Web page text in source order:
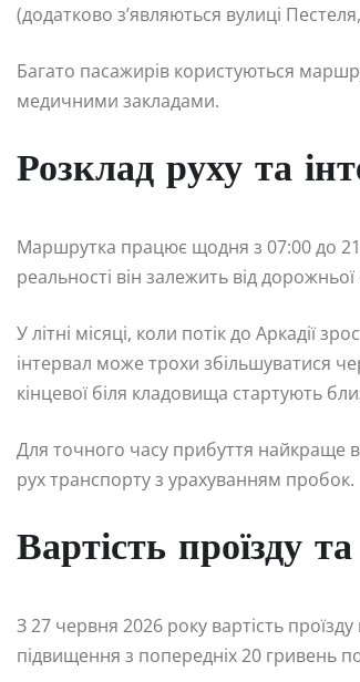
(додатково з’являються вулиці
Багато пасажирів користуються
медичними закладами.
Розклад руху та
Маршрутка працює щодня з 07:00 до
реальності він залежить від дорожньої
У літні місяці, коли потік до Аркадії
інтервал може трохи збільшуватися
кінцевої біля кладовища стартують
Для точного часу прибуття найкраще
рух транспорту з урахуванням пробок.
Вартість проїзду
З 27 червня 2026 року вартість
підвищення з попередніх 20 гривень